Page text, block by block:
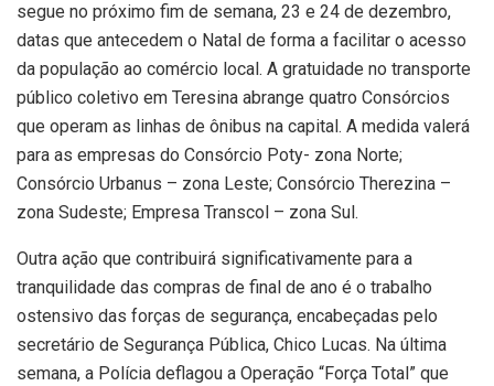
segue no próximo fim de semana, 23 e 24 de dezembro,
datas que antecedem o Natal de forma a facilitar o acesso
da população ao comércio local. A gratuidade no transporte
público coletivo em Teresina abrange quatro Consórcios
que operam as linhas de ônibus na capital. A medida valerá
para as empresas do Consórcio Poty- zona Norte;
Consórcio Urbanus – zona Leste; Consórcio Therezina –
zona Sudeste; Empresa Transcol – zona Sul.
Outra ação que contribuirá significativamente para a
tranquilidade das compras de final de ano é o trabalho
ostensivo das forças de segurança, encabeçadas pelo
secretário de Segurança Pública, Chico Lucas. Na última
semana, a Polícia deflagou a Operação “Força Total” que